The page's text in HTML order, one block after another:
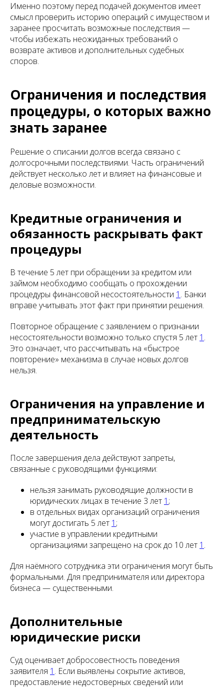
Именно поэтому перед подачей документов имеет
смысл проверить историю операций с имуществом и
заранее просчитать возможные последствия —
чтобы избежать неожиданных требований о
возврате активов и дополнительных судебных
споров.
Ограничения и последствия
процедуры, о которых важно
знать заранее
Решение о списании долгов всегда связано с
долгосрочными последствиями. Часть ограничений
действует несколько лет и влияет на финансовые и
деловые возможности.
Кредитные ограничения и
обязанность раскрывать факт
процедуры
В течение 5 лет при обращении за кредитом или
займом необходимо сообщать о прохождении
процедуры финансовой несостоятельности 1 . Банки
вправе учитывать этот факт при принятии решения.
Повторное обращение с заявлением о признании
несостоятельности возможно только спустя 5 лет 1 .
Это означает, что рассчитывать на «быстрое
повторение» механизма в случае новых долгов
нельзя.
Ограничения на управление и
предпринимательскую
деятельность
После завершения дела действуют запреты,
связанные с руководящими функциями:
нельзя занимать руководящие должности в
юридических лицах в течение 3 лет 1;
в отдельных видах организаций ограничения
могут достигать 5 лет 1;
участие в управлении кредитными
организациями запрещено на срок до 10 лет 1 .
Для наёмного сотрудника эти ограничения могут быть
формальными. Для предпринимателя или директора
бизнеса — существенными.
Дополнительные
юридические риски
Суд оценивает добросовестность поведения
заявителя 1 . Если выявлены сокрытие активов,
предоставление недостоверных сведений или